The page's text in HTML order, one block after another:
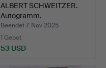
ALBERT SCHWEITZER.
Autogramm.
Beendet 7. Nov 2025
1 Gebot
53 USD